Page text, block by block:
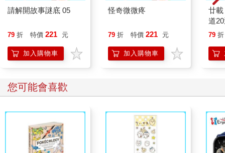
距，可以說正顯示出孩子需要父親與母親的程度差別。父親的必
要度是母親的十分之一，也許這就是現狀所顯示出來的殘酷事
但至少我們可以從中了解到在我們的社會當中，即使沒有父
親，對於孩子的生存來說不只幾乎沒有影響，在發展或健康面上
也沒有母親缺席的影響來得大。我們都知道比起父親的依附關
係，母親依附關係的穩定性更左右孩子之後的人際關係。與父親
的關係即使不佳，只要與母親的關係足夠穩定，就能彌補父親帶
來的負面影響。
種問題的風險。其中之一就是犯罪行為。
在平成二十二年的犯罪統計中，以少年犯罪的高峰期十五歲
來看，父母俱在的家庭約占六成，單親母子家庭占三成。若以單
親母子家庭約為整體家庭的十分之一左右來計算的話，則只有母
請解開故事謎底 05
79 折 特價 221 元
加入購物車
怪奇微微疼
79 折 特價 221 元
加入購物車
廿
道
79 折
您可能會喜歡